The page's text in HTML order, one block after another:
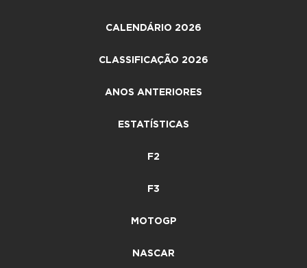
CALENDÁRIO 2026
CLASSIFICAÇÃO 2026
ANOS ANTERIORES
ESTATÍSTICAS
F2
F3
MOTOGP
NASCAR